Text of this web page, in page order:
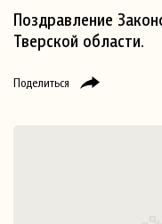
Поделиться
Поздравление
Тверской области.